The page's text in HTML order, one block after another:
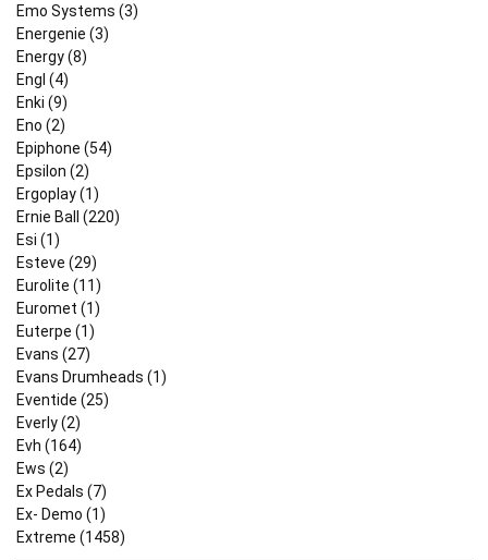
Emo Systems (3)
Energenie (3)
Energy (8)
Engl (4)
Enki (9)
Eno (2)
Epiphone (54)
Epsilon (2)
Ergoplay (1)
Ernie Ball (220)
Esi (1)
Esteve (29)
Eurolite (11)
Euromet (1)
Euterpe (1)
Evans (27)
Evans Drumheads (1)
Eventide (25)
Everly (2)
Evh (164)
Ews (2)
Ex Pedals (7)
Ex- Demo (1)
Extreme (1458)